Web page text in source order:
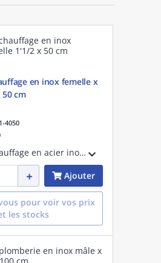
en inox femelle x
cm
4050
Flexible de chauffage en acier inoxydable - PN 10 - fourni avec une patte d'accroche - femelle x femelle 1'1/2 - longueur de 50 cm
Ajouter
pour voir vos prix
les stocks